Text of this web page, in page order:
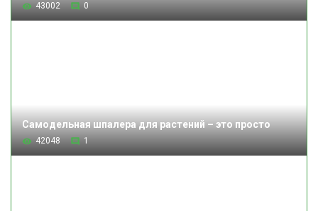
43002 0
Самодельная шпалера для растений – это просто
42048 1